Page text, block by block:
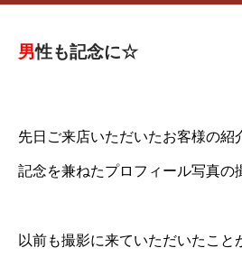
男性も記念に☆
先日ご来店いただいたお客様の紹
記念を兼ねたプロフィール写真の
以前も撮影に来ていただいたこと